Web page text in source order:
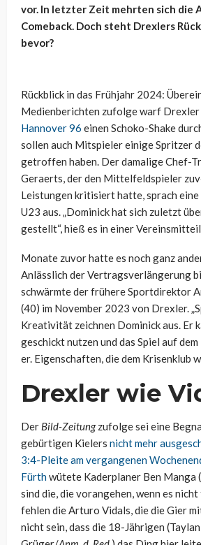
vor. In letzter Zeit mehrten sich die
Comeback. Doch steht Drexlers
bevor?
Rückblick in das Frühjahr 2024:
Medienberichten zufolge warf Drexler
Hannover 96 einen Schoko-Shake
sollen auch Mitspieler einige Spritzer
getroffen haben. Der damalige Chef-
Geraerts, der den Mittelfeldspieler
Leistungen kritisiert hatte, sprach eine
U23 aus. „Dominick hat sich zuletzt
gestellt“, hieß es in einer
Monate zuvor hatte es noch ganz
Anlässlich der Vertragsverlängerung
schwärmte der frühere Sportdirektor
(40) im November 2023 von Drexler.
Kreativität zeichnen Dominick aus. Er
geschickt nutzen und das Spiel auf dem
er. Eigenschaften, die dem Krisenklub
Drexler wie
Der Bild-Zeitungzufolge sei eine
gebürtigen Kielers nicht mehr
3:4-Pleite am vergangenen
Fürthwütete Kaderplaner Ben Manga
sind die, die vorangehen, wenn es
fehlen die Arturo Vidals, die die Gier
nicht sein, dass die 18-Jährigen